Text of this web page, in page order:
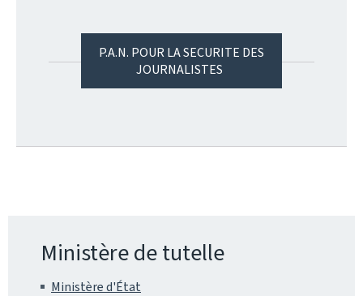
P.A.N. POUR LA SECURITE DES
JOURNALISTES
Ministère de tutelle
Ministère d'État